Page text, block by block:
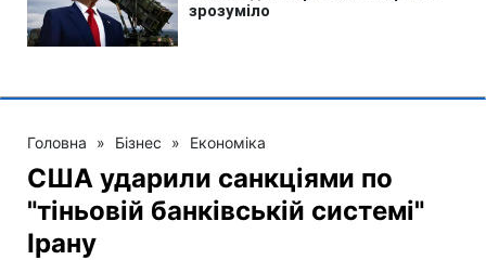
Головна » Бізнес » Економіка
США ударили санкціями по
"тіньовій банківській системі"
Ірану